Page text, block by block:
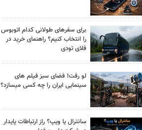
برای سفرهای طولانی کدام اتوبوس
را انتخاب کنیم؟ راهنمای خرید در
فلای تودی
لو رفت! فضای سبز فیلم های
سینمایی ایران را چه کسی میسازد؟
سانترال یا ویپ؟ راز ارتباطات پایدار